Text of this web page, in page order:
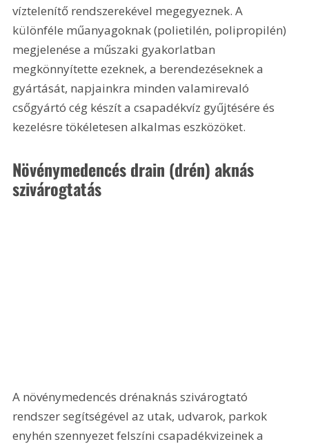
víztelenítő rendszerekével megegyeznek. A
különféle műanyagoknak (polietilén, polipropilén)
megjelenése a műszaki gyakorlatban
megkönnyítette ezeknek, a berendezéseknek a
gyártását, napjainkra minden valamirevaló
csőgyártó cég készít a csapadékvíz gyűjtésére és
kezelésre tökéletesen alkalmas eszközöket.
Növénymedencés drain (drén) aknás
szivárogtatás
A növénymedencés drénaknás szivárogtató
rendszer segítségével az utak, udvarok, parkok
enyhén szennyezet felszíni csapadékvizeinek a